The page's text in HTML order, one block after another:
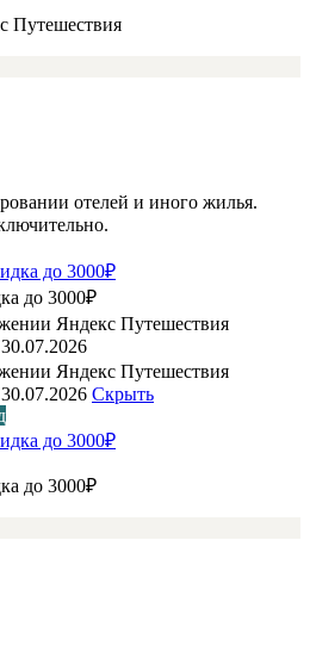
Путешествия
отелей и иного жилья.
до 3000₽
Яндекс Путешествия
Яндекс Путешествия
Скрыть
до 3000₽